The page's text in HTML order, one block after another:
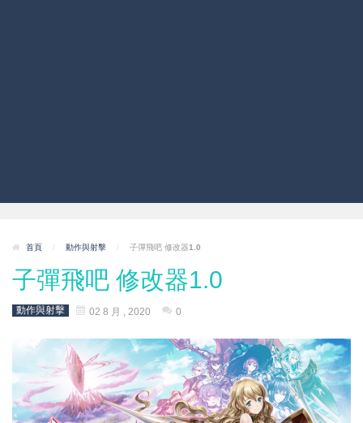
首頁 / 動作與射擊 / 子彈飛吧 修改器1.0
子彈飛吧 修改器1.0
動作與射擊 02 8 月 , 2020 0